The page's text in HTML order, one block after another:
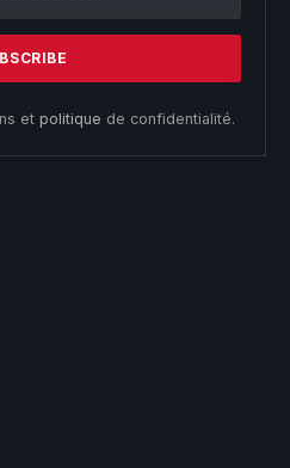
et politique de confidentialité.